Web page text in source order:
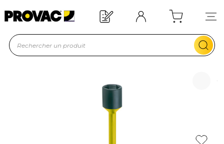
Offre de bienvenue : 20€ offerts !
En savoir plus